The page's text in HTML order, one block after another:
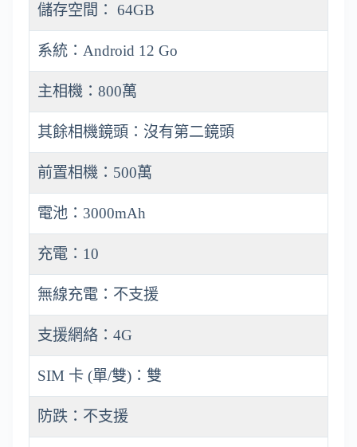
儲存空間： 64GB
系統：Android 12 Go
主相機：800萬
其餘相機鏡頭：沒有第二鏡頭
前置相機：500萬
電池：3000mAh
充電：10
無線充電：不支援
支援網絡：4G
SIM 卡 (單/雙)：雙
防跌：不支援